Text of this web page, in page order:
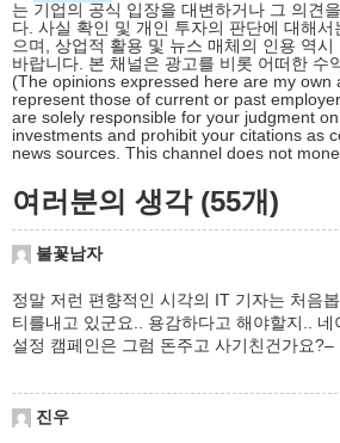
는 기업의 공식 입장을 대변하거나 그 의견
다. 사실 확인 및 개인 투자의 판단에 대해
으며, 상업적 활용 및 뉴스 매체의 인용 역
바랍니다. 본 채널은 광고를 비롯 어떠한 수
(The opinions expressed here are my own
represent those of current or past
are solely responsible for your judgment
investments and prohibit your citations as
news sources. This channel does not
여러분의 생각 (55개)
불꽃남자
정말 저런 편향적인 시각의 IT 기자는 처음
티를내고 있군요.. 용감하다고 해야할지.. 네
설정 캠페인은 그럼 돈주고 사기친건가요?–
진우